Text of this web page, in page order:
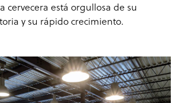
cervecera está orgullosa de su
y su rápido crecimiento.